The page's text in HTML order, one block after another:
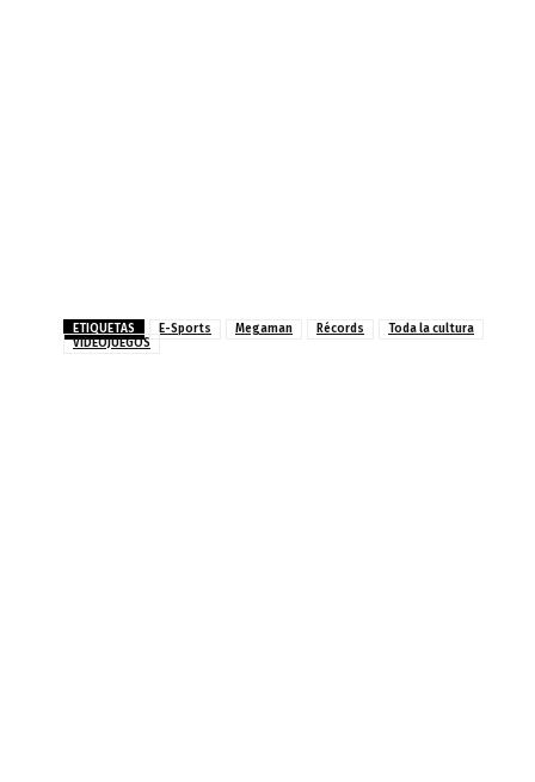
ETIQUETAS E-Sports Megaman Récords
Toda la cultura
VIDEOJUEGOS